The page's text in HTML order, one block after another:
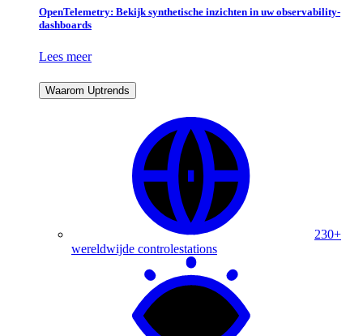
OpenTelemetry: Bekijk synthetische inzichten in uw observability-
dashboards
Lees meer
Waarom Uptrends
230+
wereldwijde controlestations